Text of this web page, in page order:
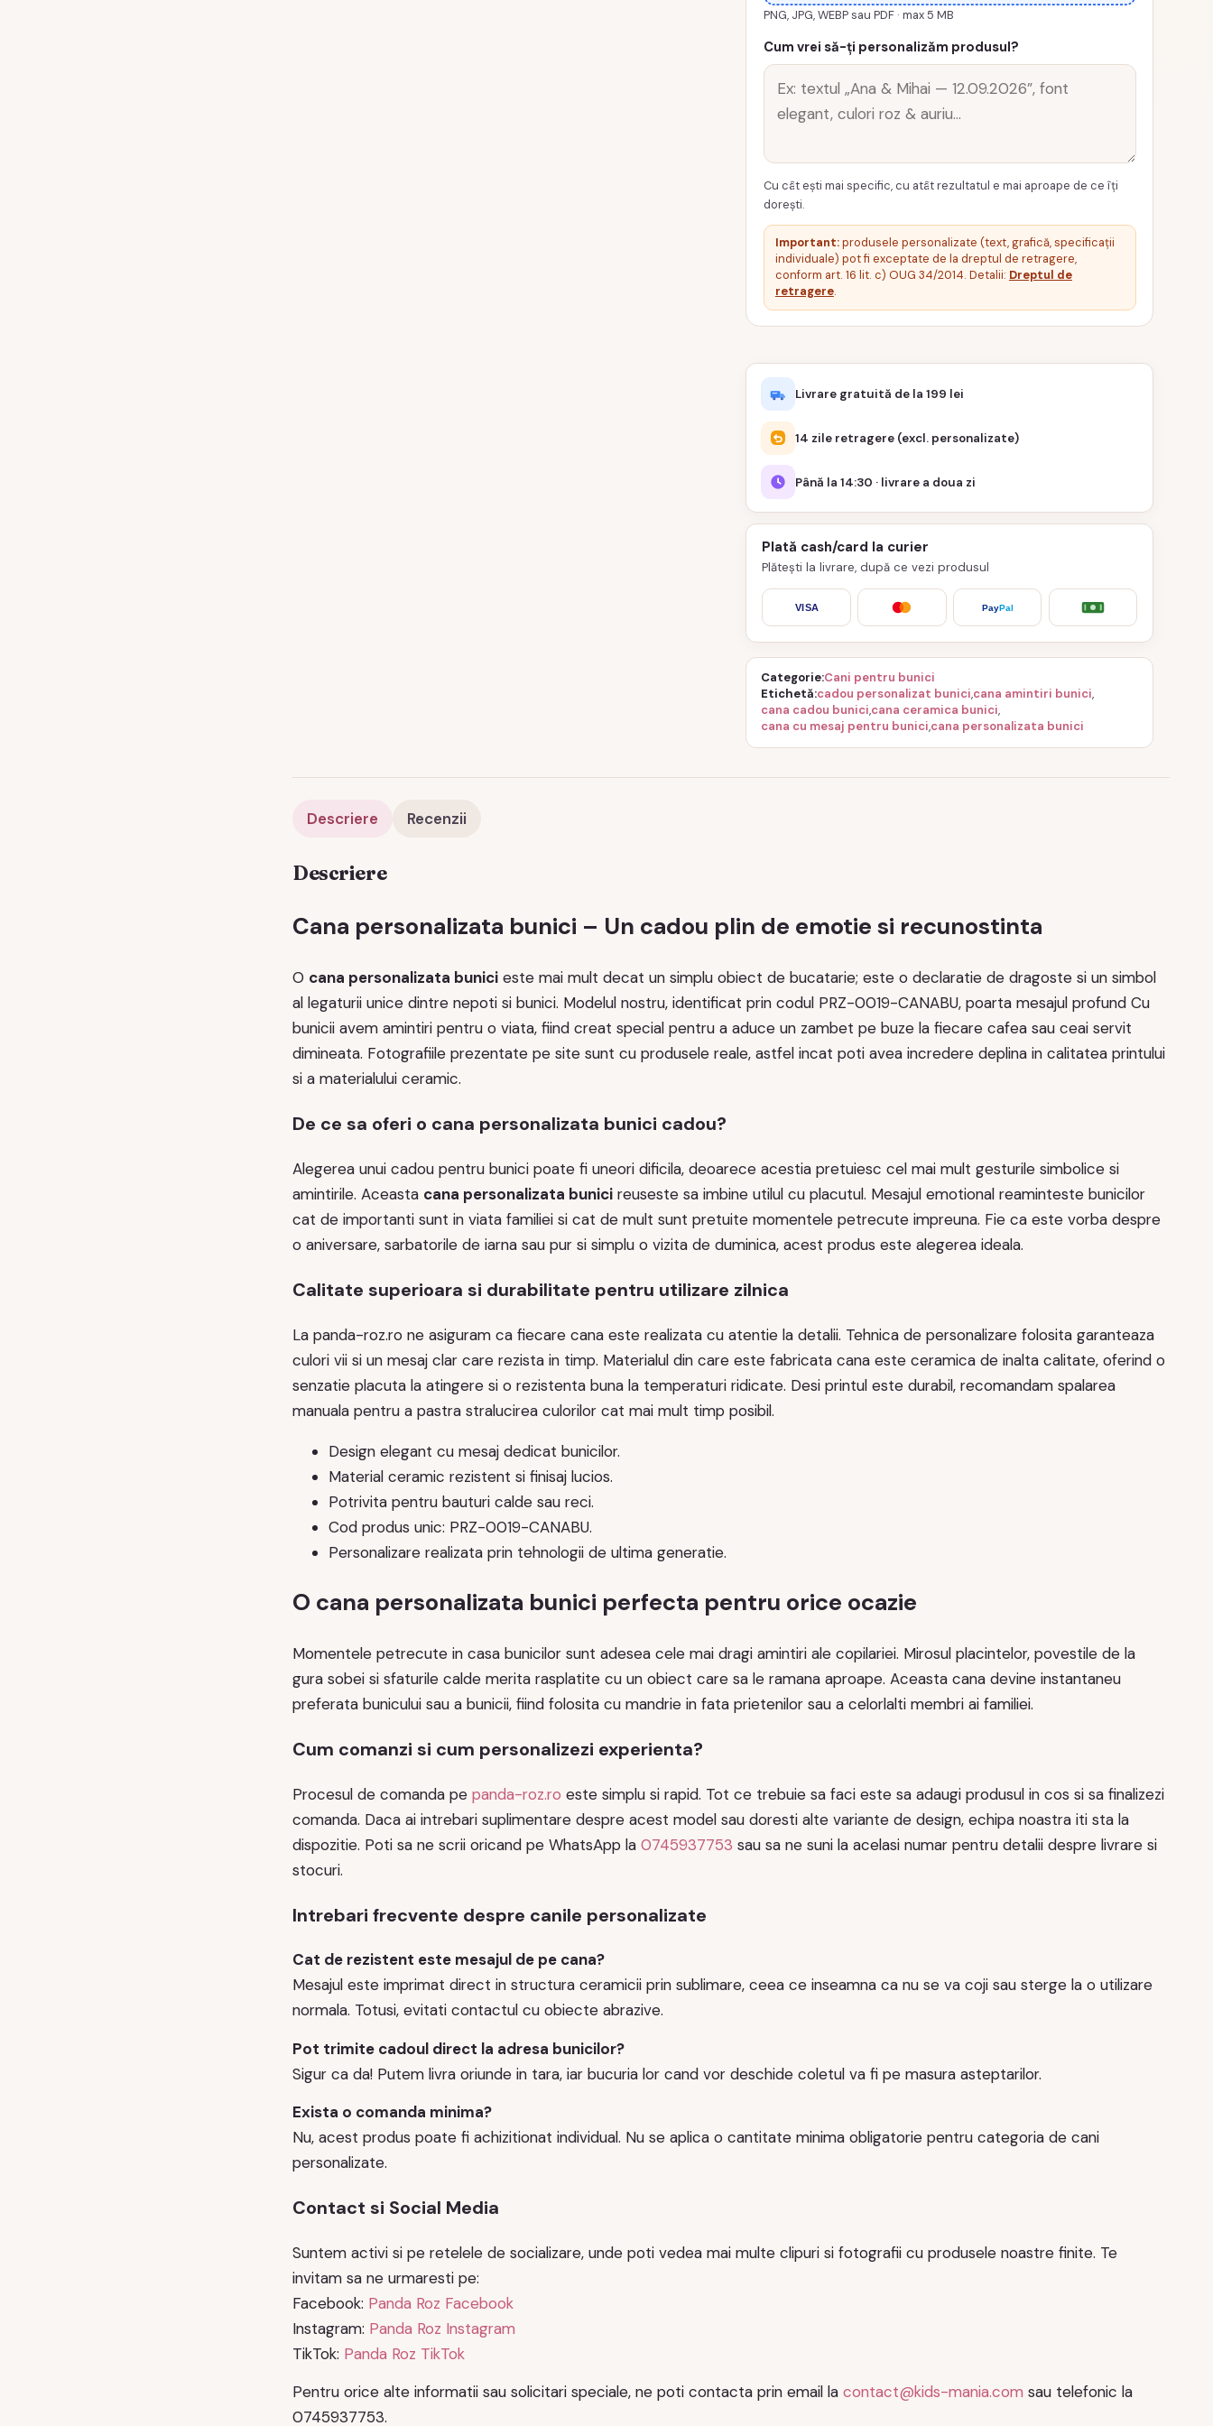
0019-
CANABU
PNG, JPG, WEBP sau PDF · max 5 MB
Cum vrei să-ți personalizăm produsul?
Cu cât ești mai specific, cu atât rezultatul e mai aproape de ce îți
dorești.
Important:produsele personalizate (text, grafică, specificații
individuale) pot fi exceptate de la dreptul de retragere,
conform art. 16 lit. c) OUG 34/2014. Detalii: Dreptul de
retragere.
Livrare gratuită de la 199 lei
14 zile retragere (excl. personalizate)
Până la 14:30 · livrare a doua zi
Plată cash/card la curier
Plătești la livrare, după ce vezi produsul
VISA PayPal
Categorie Cani pentru bunici
Etichetă cadou personalizat bunici,cana amintiri bunici,
cana cadou bunici,cana ceramica bunici,
cana cu mesaj pentru bunici,cana personalizata bunici
Descriere Recenzii
Descriere
Cana personalizata bunici – Un cadou plin de emotie si recunostinta
O cana personalizata bunici este mai mult decat un simplu obiect de bucatarie; este o declaratie de dragoste si un simbol
al legaturii unice dintre nepoti si bunici. Modelul nostru, identificat prin codul PRZ-0019-CANABU, poarta mesajul profund Cu
bunicii avem amintiri pentru o viata, fiind creat special pentru a aduce un zambet pe buze la fiecare cafea sau ceai servit
dimineata. Fotografiile prezentate pe site sunt cu produsele reale, astfel incat poti avea incredere deplina in calitatea printului
si a materialului ceramic.
De ce sa oferi o cana personalizata bunici cadou?
Alegerea unui cadou pentru bunici poate fi uneori dificila, deoarece acestia pretuiesc cel mai mult gesturile simbolice si
amintirile. Aceasta cana personalizata bunici reuseste sa imbine utilul cu placutul. Mesajul emotional reaminteste bunicilor
cat de importanti sunt in viata familiei si cat de mult sunt pretuite momentele petrecute impreuna. Fie ca este vorba despre
o aniversare, sarbatorile de iarna sau pur si simplu o vizita de duminica, acest produs este alegerea ideala.
Calitate superioara si durabilitate pentru utilizare zilnica
La panda-roz.ro ne asiguram ca fiecare cana este realizata cu atentie la detalii. Tehnica de personalizare folosita garanteaza
culori vii si un mesaj clar care rezista in timp. Materialul din care este fabricata cana este ceramica de inalta calitate, oferind o
senzatie placuta la atingere si o rezistenta buna la temperaturi ridicate. Desi printul este durabil, recomandam spalarea
manuala pentru a pastra stralucirea culorilor cat mai mult timp posibil.
Design elegant cu mesaj dedicat bunicilor.
Material ceramic rezistent si finisaj lucios.
Potrivita pentru bauturi calde sau reci.
Cod produs unic: PRZ-0019-CANABU.
Personalizare realizata prin tehnologii de ultima generatie.
O cana personalizata bunici perfecta pentru orice ocazie
Momentele petrecute in casa bunicilor sunt adesea cele mai dragi amintiri ale copilariei. Mirosul placintelor, povestile de la
gura sobei si sfaturile calde merita rasplatite cu un obiect care sa le ramana aproape. Aceasta cana devine instantaneu
preferata bunicului sau a bunicii, fiind folosita cu mandrie in fata prietenilor sau a celorlalti membri ai familiei.
Cum comanzi si cum personalizezi experienta?
Procesul de comanda pe panda-roz.ro este simplu si rapid. Tot ce trebuie sa faci este sa adaugi produsul in cos si sa finalizezi
comanda. Daca ai intrebari suplimentare despre acest model sau doresti alte variante de design, echipa noastra iti sta la
dispozitie. Poti sa ne scrii oricand pe WhatsApp la 0745937753 sau sa ne suni la acelasi numar pentru detalii despre livrare si
stocuri.
Intrebari frecvente despre canile personalizate
Cat de rezistent este mesajul de pe cana?
Mesajul este imprimat direct in structura ceramicii prin sublimare, ceea ce inseamna ca nu se va coji sau sterge la o utilizare
normala. Totusi, evitati contactul cu obiecte abrazive.
Pot trimite cadoul direct la adresa bunicilor?
Sigur ca da! Putem livra oriunde in tara, iar bucuria lor cand vor deschide coletul va fi pe masura asteptarilor.
Exista o comanda minima?
Nu, acest produs poate fi achizitionat individual. Nu se aplica o cantitate minima obligatorie pentru categoria de cani
personalizate.
Contact si Social Media
Suntem activi si pe retelele de socializare, unde poti vedea mai multe clipuri si fotografii cu produsele noastre finite. Te
invitam sa ne urmaresti pe:
Facebook: Panda Roz Facebook
Instagram: Panda Roz Instagram
TikTok: Panda Roz TikTok
Pentru orice alte informatii sau solicitari speciale, ne poti contacta prin email la contact@kids-mania.com sau telefonic la
0745937753.